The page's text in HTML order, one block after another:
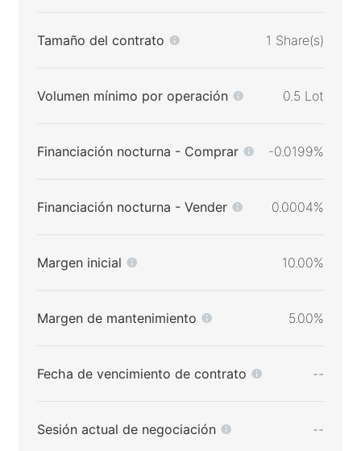
Tamaño del contrato 1 Share(s)
Volumen mínimo por operación 0.5 Lot
Financiación nocturna - Comprar -0.0199%
Financiación nocturna - Vender 0.0004%
Margen inicial 10.00%
Margen de mantenimiento 5.00%
Fecha de vencimiento de contrato --
Sesión actual de negociación --